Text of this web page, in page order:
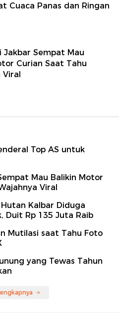
Cuaca Panas dan Ringan
Jakbar Sempat Mau
Curian Saat Tahu
Viral
Top AS untuk
Mau Balikin Motor
Viral
Kalbar Diduga
Duit Rp 135 Juta Raib
Mutilasi saat Tahu Foto
yang Tewas Tahun